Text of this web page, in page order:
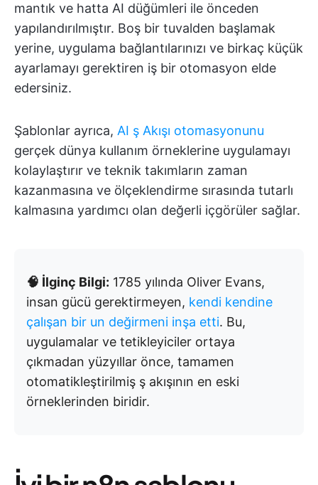
mantık ve hatta AI düğümleri ile önceden
yapılandırılmıştır. Boş bir tuvalden başlamak
yerine, uygulama bağlantılarınızı ve birkaç küçük
ayarlamayı gerektiren iş bir otomasyon elde
edersiniz.
Şablonlar ayrıca, AI ş Akışı otomasyonunu
gerçek dünya kullanım örneklerine uygulamayı
kolaylaştırır ve teknik takımların zaman
kazanmasına ve ölçeklendirme sırasında tutarlı
kalmasına yardımcı olan değerli içgörüler sağlar.
🧠 İlginç Bilgi: 1785 yılında Oliver Evans,
insan gücü gerektirmeyen, kendi kendine
çalışan bir un değirmeni inşa etti. Bu,
uygulamalar ve tetikleyiciler ortaya
çıkmadan yüzyıllar önce, tamamen
otomatikleştirilmiş ş akışının en eski
örneklerinden biridir.